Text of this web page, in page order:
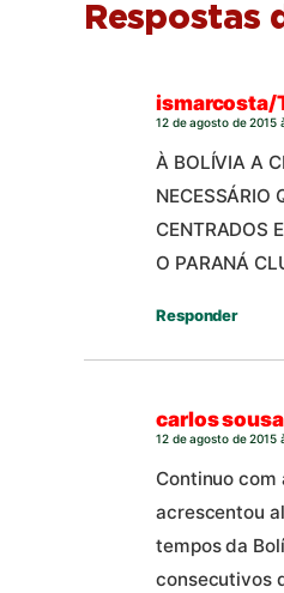
Respostas
ismarcosta/
12 de agosto de 2015
À BOLÍVIA A
NECESSÁRIO
CENTRADOS
O PARANÁ
Responder
carlos sousa
12 de agosto de 2015
Continuo com
acrescentou
tempos da
consecutivos